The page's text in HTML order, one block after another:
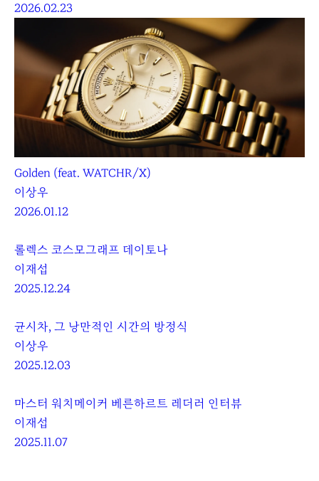
2026.02.23
Golden (feat. WATCHR/X)
이상우
2026.01.12
롤렉스 코스모그래프 데이토나
이재섭
2025.12.24
균시차, 그 낭만적인 시간의 방정식
이상우
2025.12.03
마스터 워치메이커 베른하르트 레더러 인터뷰
이재섭
2025.11.07